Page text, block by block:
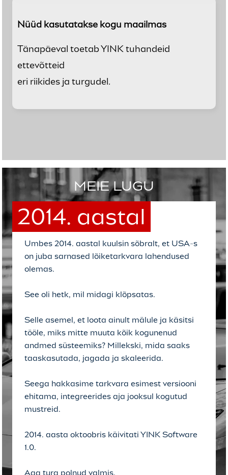
Nüüd kasutatakse kogu maailmas
Tänapäeval toetab YINK tuhandeid
ettevõtteid
eri riikides ja turgudel.
MEIE LUGU
2014. aastal
Umbes 2014. aastal kuulsin sõbralt, et USA-s
on juba sarnased lõiketarkvara lahendused
olemas.
See oli hetk, mil midagi klõpsatas.
Selle asemel, et loota ainult mälule ja käsitsi
tööle, miks mitte muuta kõik kogunenud
andmed süsteemiks? Millekski, mida saaks
taaskasutada, jagada ja skaleerida.
Seega hakkasime tarkvara esimest versiooni
ehitama, integreerides aja jooksul kogutud
mustreid.
2014. aasta oktoobris käivitati YINK Software
1.0.
Aga turg polnud valmis.